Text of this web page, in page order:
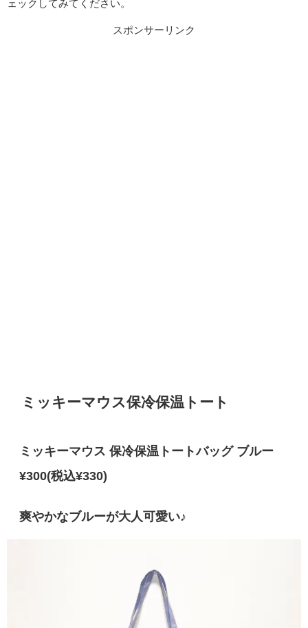
ェックしてみてください。
スポンサーリンク
ミッキーマウス保冷保温トート
ミッキーマウス 保冷保温トートバッグ ブルー
¥300(税込¥330)
爽やかなブルーが大人可愛い♪